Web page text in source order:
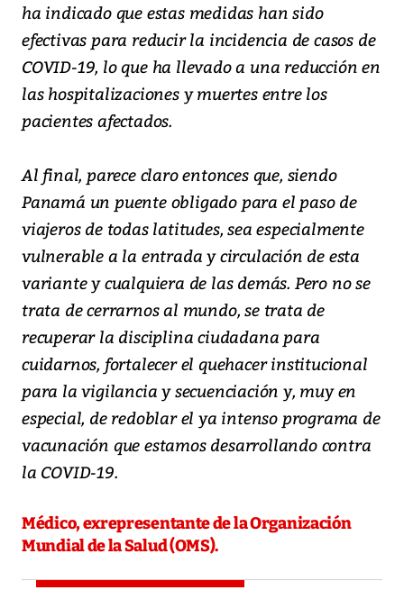
ha indicado que estas medidas han sido
efectivas para reducir la incidencia de casos de
COVID-19, lo que ha llevado a una reducción en
las hospitalizaciones y muertes entre los
pacientes afectados.
Al final, parece claro entonces que, siendo
Panamá un puente obligado para el paso de
viajeros de todas latitudes, sea especialmente
vulnerable a la entrada y circulación de esta
variante y cualquiera de las demás. Pero no se
trata de cerrarnos al mundo, se trata de
recuperar la disciplina ciudadana para
cuidarnos, fortalecer el quehacer institucional
para la vigilancia y secuenciación y, muy en
especial, de redoblar el ya intenso programa de
vacunación que estamos desarrollando contra
la COVID-19.
Médico, exrepresentante de la Organización
Mundial de la Salud (OMS).